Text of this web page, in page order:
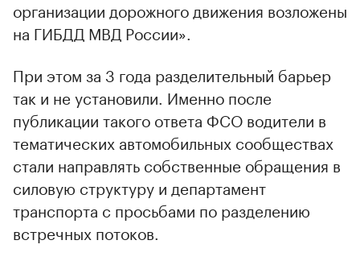
организации дорожного движения возложены
на ГИБДД МВД России».
При этом за 3 года разделительный барьер
так и не установили. Именно после
публикации такого ответа ФСО водители в
тематических автомобильных сообществах
стали направлять собственные обращения в
силовую структуру и департамент
транспорта с просьбами по разделению
встречных потоков.